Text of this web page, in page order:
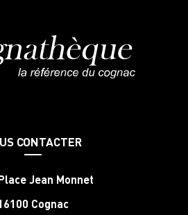
CONTACTER
Jean Monnet
Cognac